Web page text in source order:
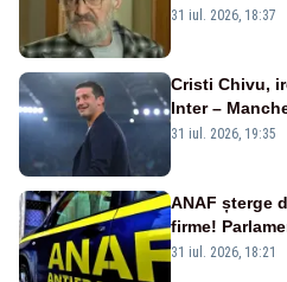
sportiv –
31 iul. 2026, 18:37
Cristi Chivu,
Inter –
mai cumpărați
31 iul. 2026, 19:35
ANAF șterge
firme!
amnistia fiscală
31 iul. 2026, 18:21